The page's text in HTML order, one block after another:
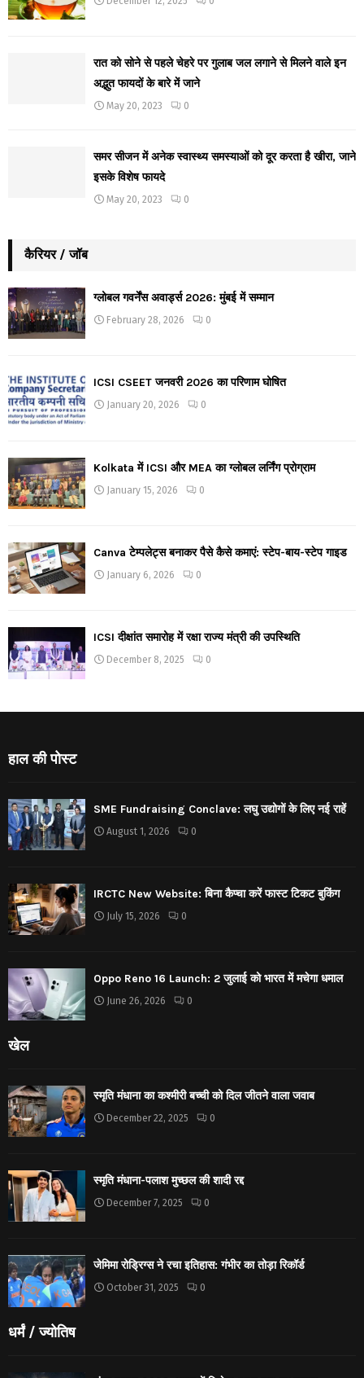
रात को सोने से पहले चेहरे पर गुलाब जल लगाने से मिलने वाले इन
अद्भुत फायदों के बारे में जाने
May 20, 2023 0
समर सीजन में अनेक स्वास्थ्य समस्याओं को दूर करता है खीरा, जाने
इसके विशेष फायदे
May 20, 2023 0
कैरियर / जॉब
ग्लोबल गवर्नेंस अवार्ड्स 2026: मुंबई में सम्मान
February 28, 2026 0
ICSI CSEET जनवरी 2026 का परिणाम घोषित
January 20, 2026 0
Kolkata में ICSI और MEA का ग्लोबल लर्निंग प्रोग्राम
January 15, 2026 0
Canva टेम्पलेट्स बनाकर पैसे कैसे कमाएं: स्टेप-बाय-स्टेप गाइड
January 6, 2026 0
ICSI दीक्षांत समारोह में रक्षा राज्य मंत्री की उपस्थिति
December 8, 2025 0
हाल की पोस्ट
SME Fundraising Conclave: लघु उद्योगों के लिए नई राहें
August 1, 2026 0
IRCTC New Website: बिना कैप्चा करें फास्ट टिकट बुकिंग
July 15, 2026 0
Oppo Reno 16 Launch: 2 जुलाई को भारत में मचेगा धमाल
June 26, 2026 0
खेल
स्मृति मंधाना का कश्मीरी बच्ची को दिल जीतने वाला जवाब
December 22, 2025 0
स्मृति मंधाना-पलाश मुच्छल की शादी रद्द
December 7, 2025 0
जेमिमा रोड्रिग्स ने रचा इतिहास: गंभीर का तोड़ा रिकॉर्ड
October 31, 2025 0
धर्मं / ज्योतिष